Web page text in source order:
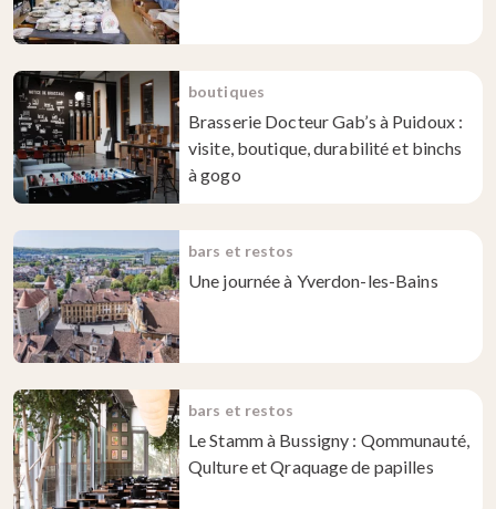
boutiques
Brasserie Docteur Gab’s à Puidoux :
visite, boutique, durabilité et binchs
à gogo
bars et restos
Une journée à Yverdon-les-Bains
bars et restos
Le Stamm à Bussigny : Qommunauté,
Qulture et Qraquage de papilles